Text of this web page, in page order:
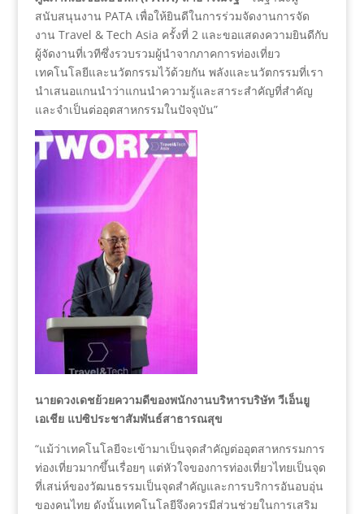
สนับสนุนงาน PATA เพื่อให้ยินดีในการร่วมจัดงานการจัด
งาน Travel & Tech Asia ครั้งที่ 2 และขอแสดงความยินดีกับ
ผู้จัดงานที่เวทีซึ่งรวบรวมผู้นำจากภาคการท่องเที่ยว
เทคโนโลยีและนวัตกรรมไว้ด้วยกัน พลังและนวัตกรรมที่เรา
นำเสนอแกนนำว่าแกนนำความรู้และสาระสำคัญที่สำคัญ
และจำเป็นต่ออุตสาหกรรมในปัจจุบัน”
นายดวงเดชย้วยความดีของพนักงานบริหารบริษัท วีเอ็นยู
เอเชีย แปซิประชาสัมพันธ์สาธารณสุข
“แม้ว่าเทคโนโลยีจะเข้ามาเป็นจุดสำคัญต่ออุตสาหกรรมการ
ท่องเที่ยวมากขึ้นเรื่อยๆ แต่หัวใจของการท่องเที่ยวไทยเป็นจุด
ที่เสน่ห์ของวัฒนธรรมเป็นจุดสำคัญและการบริการอันอบอุ่น
ของคนไทย ดังนั้นเทคโนโลยีจึงควรมีส่วนช่วยในการเสริม